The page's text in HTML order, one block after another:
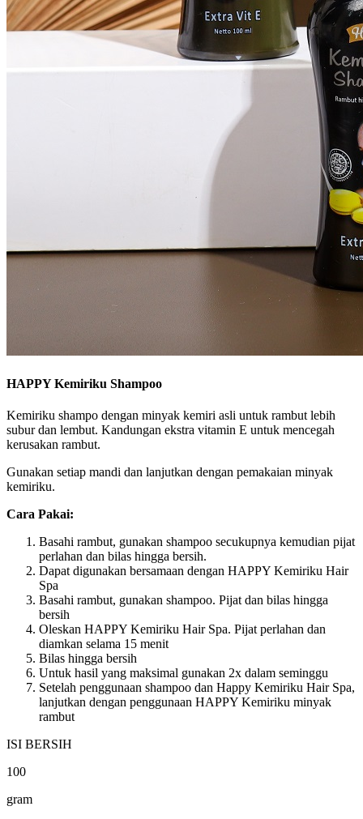
HAPPY Kemiriku Shampoo
Kemiriku shampo dengan minyak kemiri asli untuk rambut lebih
subur dan lembut. Kandungan ekstra vitamin E untuk mencegah
kerusakan rambut.
Gunakan setiap mandi dan lanjutkan dengan pemakaian minyak
kemiriku.
Cara Pakai:
Basahi rambut, gunakan shampoo secukupnya kemudian pijat
perlahan dan bilas hingga bersih.
Dapat digunakan bersamaan dengan HAPPY Kemiriku Hair
Spa
Basahi rambut, gunakan shampoo. Pijat dan bilas hingga
bersih
Oleskan HAPPY Kemiriku Hair Spa. Pijat perlahan dan
diamkan selama 15 menit
Bilas hingga bersih
Untuk hasil yang maksimal gunakan 2x dalam seminggu
Setelah penggunaan shampoo dan Happy Kemiriku Hair Spa,
lanjutkan dengan penggunaan HAPPY Kemiriku minyak
rambut
ISI BERSIH
100
gram